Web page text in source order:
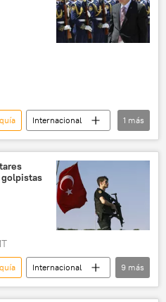
Internacional
1 más
Internacional
Turquía
9 más